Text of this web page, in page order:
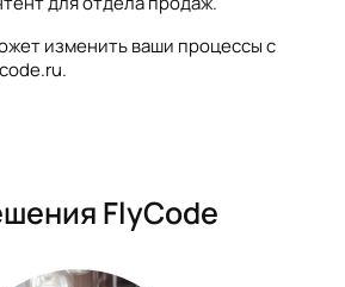
изменить ваши процессы с
FlyCode